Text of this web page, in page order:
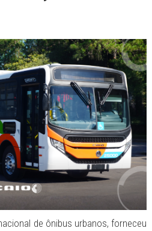
de ônibus urbanos, forneceu